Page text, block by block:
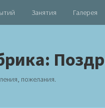
Занятия Галерея
пожелания.